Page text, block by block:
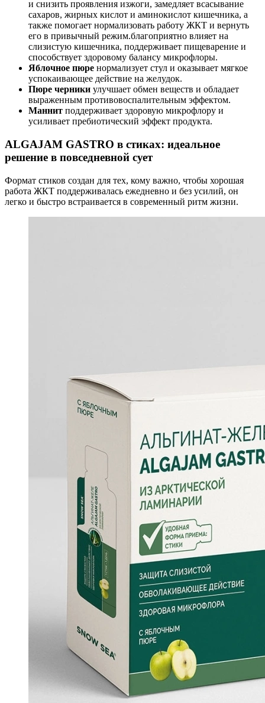
и снизить проявления изжоги, замедляет всасывание
сахаров, жирных кислот и аминокислот кишечника, а
также помогает нормализовать работу ЖКТ и вернуть
его в привычный режим.благоприятно влияет на
слизистую кишечника, поддерживает пищеварение и
способствует здоровому балансу микрофлоры.
Яблочное пюре нормализует стул и оказывает мягкое
успокаивающее действие на желудок.
Пюре черники улучшает обмен веществ и обладает
выраженным противовоспалительным эффектом.
Маннит поддерживает здоровую микрофлору и
усиливает пребиотический эффект продукта.
ALGAJAM GASTRO в стиках: идеальное
решение в повседневной сует
Формат стиков создан для тех, кому важно, чтобы хорошая
работа ЖКТ поддерживалась ежедневно и без усилий, он
легко и быстро встраивается в современный ритм жизни.